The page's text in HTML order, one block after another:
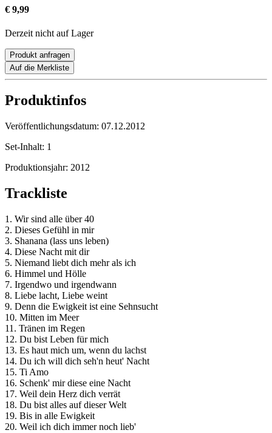
€ 9,99
Derzeit nicht auf Lager
Produkt anfragen
Auf die Merkliste
Produktinfos
Veröffentlichungsdatum: 07.12.2012
Set-Inhalt: 1
Produktionsjahr: 2012
Trackliste
1. Wir sind alle über 40
2. Dieses Gefühl in mir
3. Shanana (lass uns leben)
4. Diese Nacht mit dir
5. Niemand liebt dich mehr als ich
6. Himmel und Hölle
7. Irgendwo und irgendwann
8. Liebe lacht, Liebe weint
9. Denn die Ewigkeit ist eine Sehnsucht
10. Mitten im Meer
11. Tränen im Regen
12. Du bist Leben für mich
13. Es haut mich um, wenn du lachst
14. Du ich will dich seh'n heut' Nacht
15. Ti Amo
16. Schenk' mir diese eine Nacht
17. Weil dein Herz dich verrät
18. Du bist alles auf dieser Welt
19. Bis in alle Ewigkeit
20. Weil ich dich immer noch lieb'